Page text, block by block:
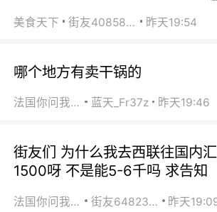
美食天下 街友40858442 昨天19:54
哪个地方有卖干锅的
法国你问我答 蓝天_Fr37z 昨天19:46
街友们 为什么我去西联往国内
1500呀 不是能5-6千吗 求告知
法国你问我答 街友64823891 昨天